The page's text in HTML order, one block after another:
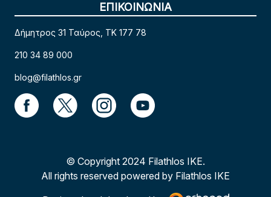
ΕΠΙΚΟΙΝΩΝΙΑ
Δήμητρος 31 Ταύρος, TK 177 78
210 34 89 000
blog@filathlos.gr
© Copyright 2024 Filathlos ΙΚΕ.
All rights reserved powered by Filathlos ΙΚΕ